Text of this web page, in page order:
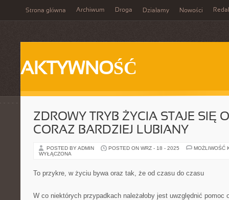
Strona główna Archiwum Droga Działamy Nowości
AKTYWNOŚĆ
ZDROWY TRYB ŻYCIA STAJE SIĘ
CORAZ BARDZIEJ LUBIANY
POSTED BY ADMIN POSTED ON WRZ - 18 - 2025
MOŻLIWOŚĆ
WYŁĄCZONA
To przykre, w życiu bywa oraz tak, że od czasu do czasu
W co niektórych przypadkach należałoby jest uwzględnić pomoc